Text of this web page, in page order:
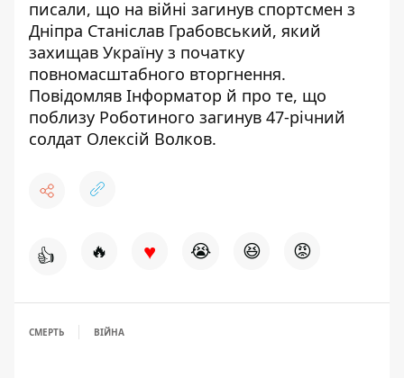
писали, що на війні загинув спортсмен з
Дніпра Станіслав Грабовський, який
захищав Україну з початку
повномасштабного вторгнення.
Повідомляв Інформатор й про те, що
поблизу Роботиного загинув 47-річний
солдат Олексій Волков.
👍 🔥 ♥ 😭 😆 😡
СМЕРТЬ ВІЙНА